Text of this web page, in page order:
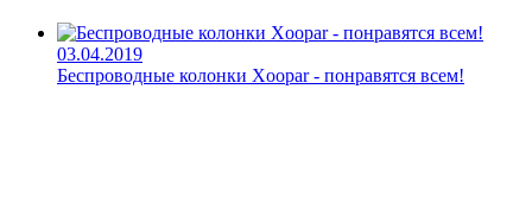
03.04.2019
Беспроводные колонки Xoopar - понравятся всем!